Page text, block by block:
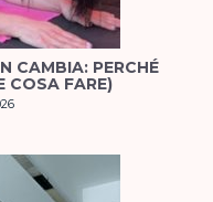
CAMBIA: PERCHÉ
COSA FARE)